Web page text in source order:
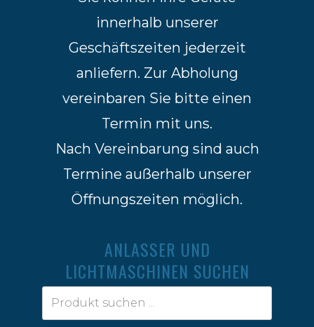
innerhalb unserer
Geschäftszeiten jederzeit
anliefern. Zur Abholung
vereinbaren Sie bitte einen
Termin mit uns.
Nach Vereinbarung sind auch
Termine außerhalb unserer
Öffnungszeiten möglich.
ANLASSER UND
LICHTMASCHINEN SUCHEN